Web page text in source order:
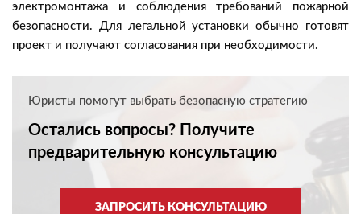
электромонтажа и соблюдения требований пожарной
безопасности. Для легальной установки обычно готовят
проект и получают согласования при необходимости.
Юристы помогут выбрать безопасную стратегию
Остались вопросы? Получите
предварительную консультацию
ЗАПРОСИТЬ КОНСУЛЬТАЦИЮ